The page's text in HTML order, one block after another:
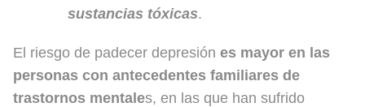
sustancias tóxicas.
El riesgo de padecer depresión es mayor en las
personas con antecedentes familiares de
trastornos mentales, en las que han sufrido